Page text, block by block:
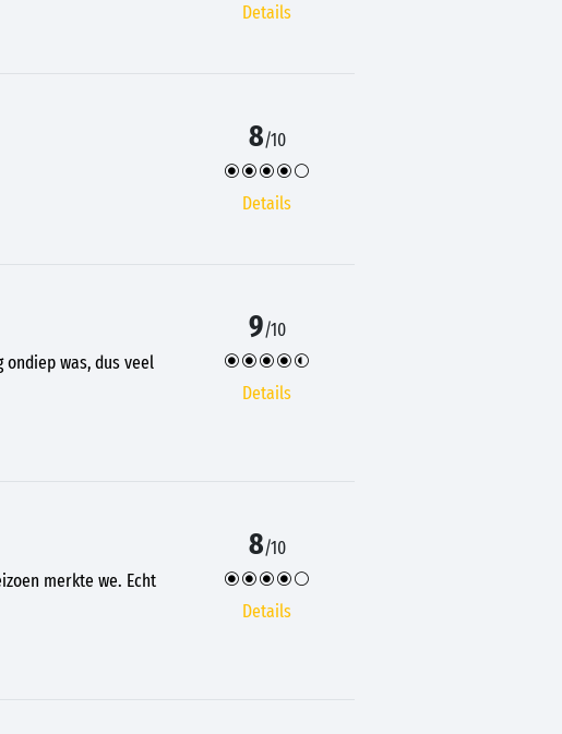
Details
8/10
Details
was, dus veel
9/10
Details
merkte we. Echt
8/10
Details